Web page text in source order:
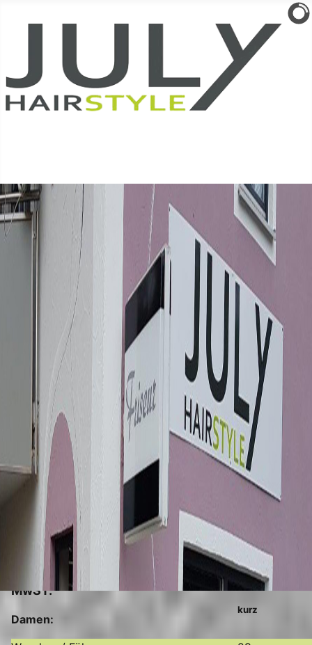
Gültig ab 01. 04. 2026 incl. ges.
MwST.
Damen:
kurz